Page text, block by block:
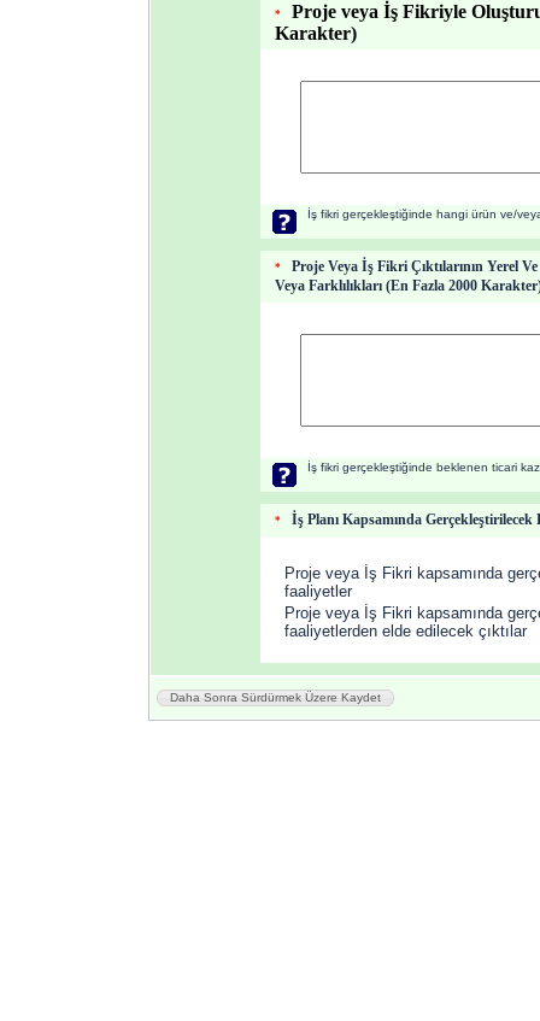
*
Proje veya İş Fikriyle
Karakter)
İş fikri gerçekleştiğinde hangi ürün ve/
*
Proje Veya İş Fikri Çıktılarının Yerel
Veya Farklılıkları (En Fazla 2000
İş fikri gerçekleştiğinde beklenen ticari
* İş Planı Kapsamında Gerçekleştirilecek
Proje veya İş Fikri kapsamında
faaliyetler
Proje veya İş Fikri kapsamında
faaliyetlerden elde edilecek çıktılar